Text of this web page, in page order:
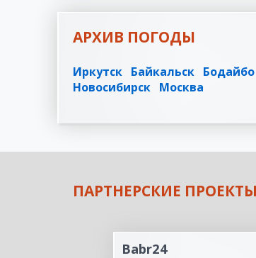
АРХИВ ПОГОДЫ
Иркутск Байкальск Бодайбо
Новосибирск Москва
ПАРТНЕРСКИЕ ПРОЕКТЫ
Babr24